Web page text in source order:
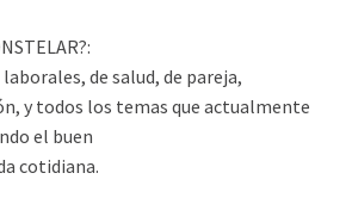
de salud, de pareja,
y todos los temas que actualmente
el buen
cotidiana.